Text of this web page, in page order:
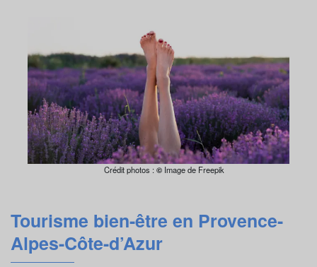
Crédit photos : ©Image de Freepik
Tourisme bien-être en Provence-
Alpes-Côte-d’Azur